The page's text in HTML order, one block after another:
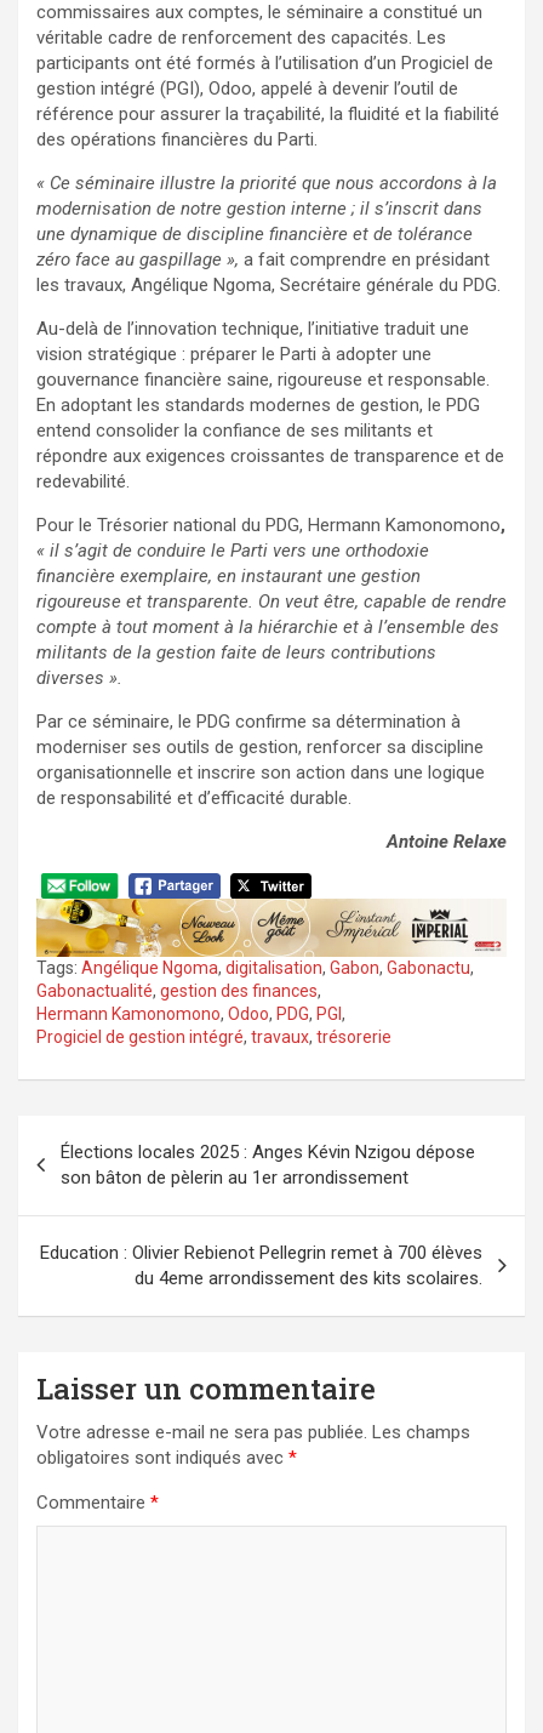
commissaires aux comptes, le séminaire a constitué un
véritable cadre de renforcement des capacités. Les
participants ont été formés à l’utilisation d’un Progiciel de
gestion intégré (PGI), Odoo, appelé à devenir l’outil de
référence pour assurer la traçabilité, la fluidité et la fiabilité
des opérations financières du Parti.
« Ce séminaire illustre la priorité que nous accordons à la
modernisation de notre gestion interne ; il s’inscrit dans
une dynamique de discipline financière et de tolérance
zéro face au gaspillage », a fait comprendre en présidant
les travaux, Angélique Ngoma, Secrétaire générale du PDG.
Au-delà de l’innovation technique, l’initiative traduit une
vision stratégique : préparer le Parti à adopter une
gouvernance financière saine, rigoureuse et responsable.
En adoptant les standards modernes de gestion, le PDG
entend consolider la confiance de ses militants et
répondre aux exigences croissantes de transparence et de
redevabilité.
Pour le Trésorier national du PDG, Hermann Kamonomono,
« il s’agit de conduire le Parti vers une orthodoxie
financière exemplaire, en instaurant une gestion
rigoureuse et transparente. On veut être, capable de rendre
compte à tout moment à la hiérarchie et à l’ensemble des
militants de la gestion faite de leurs contributions
diverses ».
Par ce séminaire, le PDG confirme sa détermination à
moderniser ses outils de gestion, renforcer sa discipline
organisationnelle et inscrire son action dans une logique
de responsabilité et d’efficacité durable.
Antoine Relaxe
Tags: Angélique Ngoma, digitalisation, Gabon, Gabonactu,
Gabonactualité, gestion des finances,
Hermann Kamonomono, Odoo, PDG, PGI ,
Progiciel de gestion intégré, travaux, trésorerie
Navigation
de
l’article
Élections locales 2025 : Anges Kévin Nzigou dépose
son bâton de pèlerin au 1er arrondissement
Education : Olivier Rebienot Pellegrin remet à 700 élèves
du 4eme arrondissement des kits scolaires.‎
Laisser un commentaire
Votre adresse e-mail ne sera pas publiée. Les champs
obligatoires sont indiqués avec *
Commentaire *